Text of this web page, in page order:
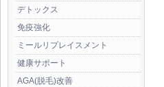
デトックス
免疫強化
ミールリプレイスメント
健康サポート
AGA(脱毛)改善